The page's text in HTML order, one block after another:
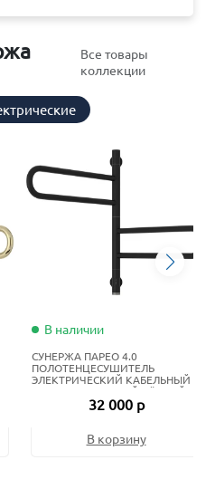
Все товары
коллекции
В наличии
СУНЕРЖА ПАРЕО 4.0
ПОЛОТЕНЦЕСУШИТЕЛЬ
ЭЛЕКТРИЧЕСКИЙ КАБЕЛЬНЫЙ
56Х53 СМ МАТОВЫЙ ЧЁРНЫЙ
32 000 р
В корзину